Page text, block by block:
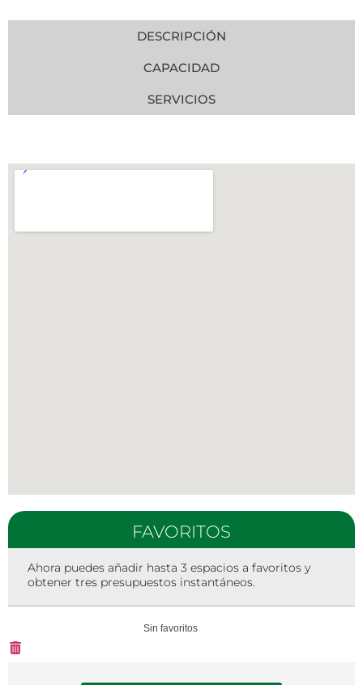
FAVORITOS
Ahora puedes añadir hasta 3 espacios a favoritos y
obtener tres presupuestos instantáneos.
Sin favoritos
DESCRIPCIÓN
CAPACIDAD
SERVICIOS